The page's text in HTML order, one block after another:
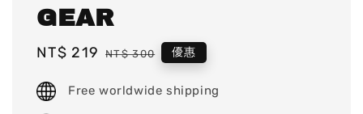
GEAR
Sale
NT$ 219 Regular
NT$ 300 優惠
Free worldwide shipping